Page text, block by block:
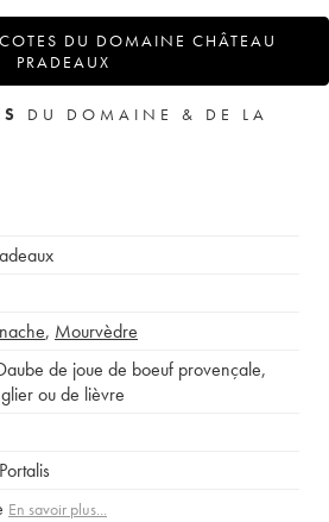
DU DOMAINE CHÂTEAU
PRADEAUX
DU DOMAINE & DE LA
, Mourvèdre
de joue de boeuf provençale,
ou de lièvre
En savoir plus...